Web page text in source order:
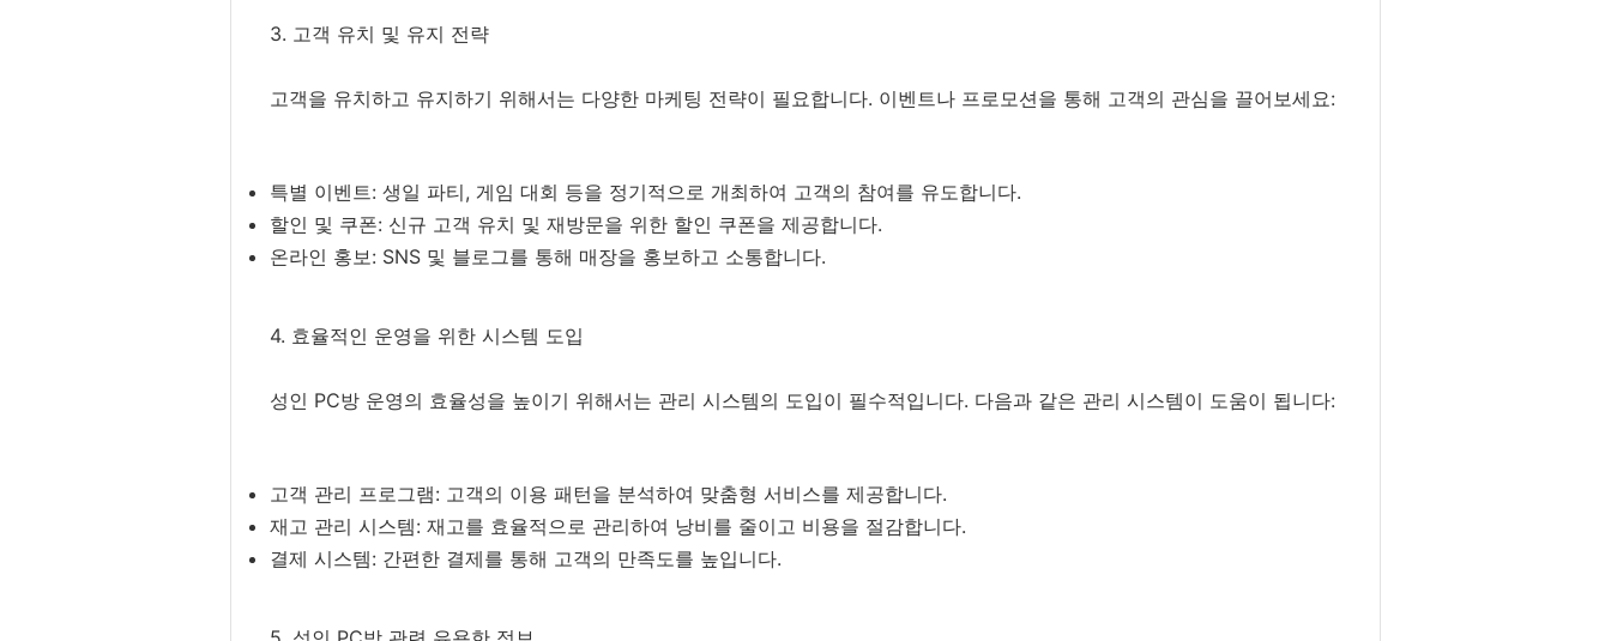
3. 고객 유치 및 유지 전략
고객을 유치하고 유지하기 위해서는 다양한 마케팅 전략이 필요합니다. 이벤트나 프로모션을 통해 고객의 관심을 끌어보세요:
특별 이벤트: 생일 파티, 게임 대회 등을 정기적으로 개최하여 고객의 참여를 유도합니다.
할인 및 쿠폰: 신규 고객 유치 및 재방문을 위한 할인 쿠폰을 제공합니다.
온라인 홍보: SNS 및 블로그를 통해 매장을 홍보하고 소통합니다.
4. 효율적인 운영을 위한 시스템 도입
성인 PC방 운영의 효율성을 높이기 위해서는 관리 시스템의 도입이 필수적입니다. 다음과 같은 관리 시스템이 도움이 됩니다:
고객 관리 프로그램: 고객의 이용 패턴을 분석하여 맞춤형 서비스를 제공합니다.
재고 관리 시스템: 재고를 효율적으로 관리하여 낭비를 줄이고 비용을 절감합니다.
결제 시스템: 간편한 결제를 통해 고객의 만족도를 높입니다.